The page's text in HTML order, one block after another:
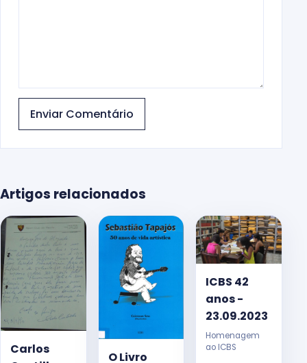
Enviar Comentário
Artigos relacionados
Carlos
O Livro
ICBS 42
anos -
23.09.2023
Homenagem
ao ICBS